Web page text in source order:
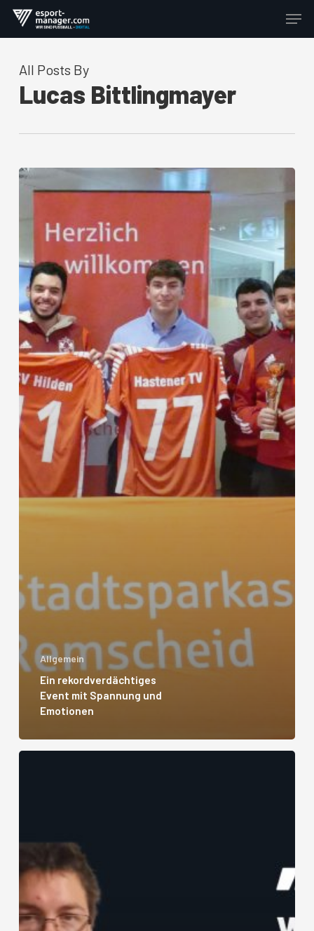
Skip
content
Menu
All Posts By
Lucas Bittlingmayer
Allgemein
Ein rekordverdächtiges
Event mit Spannung und
Emotionen